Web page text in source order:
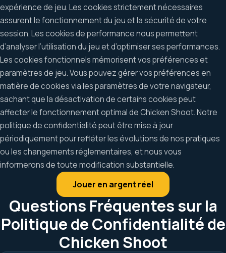
expérience de jeu. Les cookies strictement nécessaires
assurent le fonctionnement du jeu et la sécurité de votre
session. Les cookies de performance nous permettent
d’analyser l’utilisation du jeu et d’optimiser ses performances.
Les cookies fonctionnels mémorisent vos préférences et
paramètres de jeu. Vous pouvez gérer vos préférences en
matière de cookies via les paramètres de votre navigateur,
sachant que la désactivation de certains cookies peut
affecter le fonctionnement optimal de Chicken Shoot. Notre
politique de confidentialité peut être mise à jour
périodiquement pour refléter les évolutions de nos pratiques
ou les changements réglementaires, et nous vous
informerons de toute modification substantielle.
Jouer en argent réel
Questions Fréquentes sur la
Politique de Confidentialité de
Chicken Shoot